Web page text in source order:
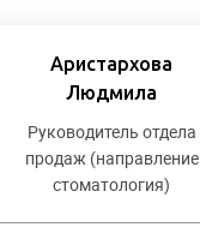
Аристархова
Людмила
Руководитель отдела
продаж (направление
стоматология)